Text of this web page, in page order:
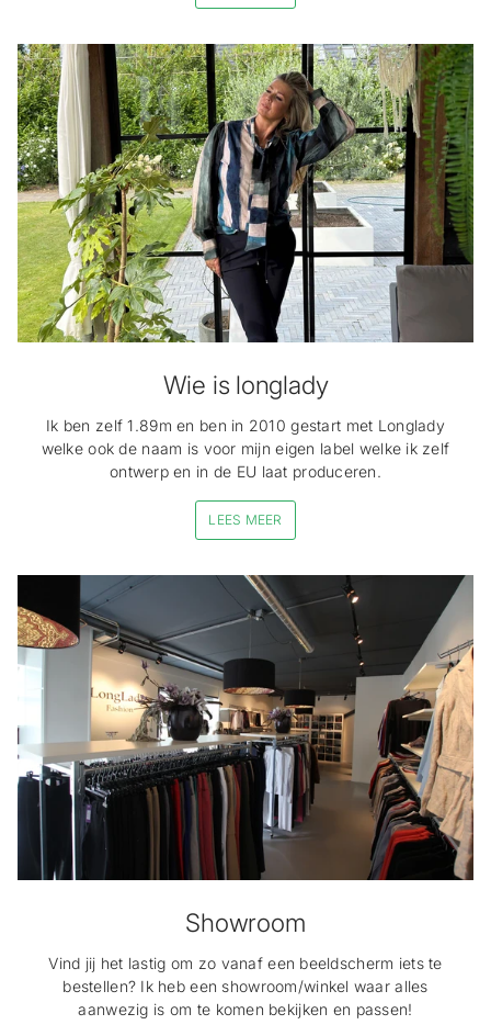
Wie is longlady
Ik ben zelf 1.89m en ben in 2010 gestart met Longlady
welke ook de naam is voor mijn eigen label welke ik zelf
ontwerp en in de EU laat produceren.
LEES MEER
Showroom
Vind jij het lastig om zo vanaf een beeldscherm iets te
bestellen? Ik heb een showroom/winkel waar alles
aanwezig is om te komen bekijken en passen!